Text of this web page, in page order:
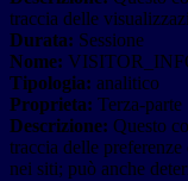
traccia delle
Durata: Sessione
Nome:
Tipologia: analitico
Proprieta: Terza-parte
Descrizione: Questo
traccia delle
nei siti; può anche